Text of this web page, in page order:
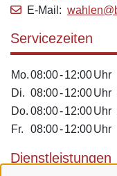
E-Mail:
Servicezeiten
Mo.08:00-12:00Uhr
Di. 08:00-12:00Uhr
Do. 08:00-12:00Uhr
Fr.
08:00-12:00Uhr
Dienstleistungen